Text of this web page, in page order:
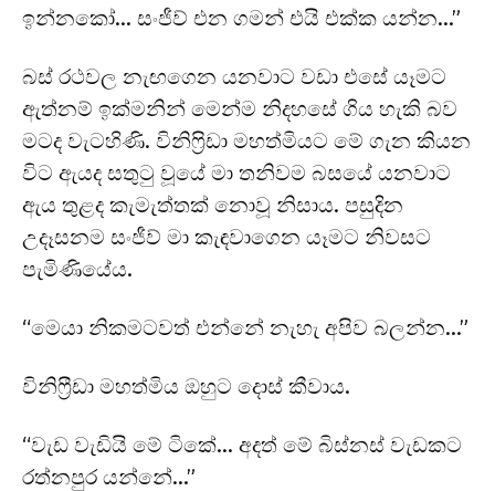
ඉන්නකෝ… සංජීව් එන ගමන් එයි එක්ක යන්න…”
බස් රථවල නැඟගෙන යනවාට වඩා එසේ යෑමට
ඇත්නම් ඉක්මනින් මෙන්ම නිදහසේ ගිය හැකි බව
මටද වැටහිණි. විනිෆ්‍රිඩා මහත්මියට මේ ගැන කියන
විට ඇයද සතුටු වූයේ මා තනිවම බසයේ යනවාට
ඇය තුළද කැමැත්තක් නොවූ නිසාය. පසුදින
උදෑසනම සංජීව් මා කැඳවාගෙන යෑමට නිවසට
පැමිණියේය.
“මෙයා නිකමටවත් එන්නේ නැහැ අපිව බලන්න…”
විනිෆ්‍රීඩා මහත්මිය ඔහුට දොස් කීවාය.
“වැඩ වැඩියි මේ ටිකේ… අදත් මේ බිස්නස් වැඩකට
රත්නපුර යන්නේ…”